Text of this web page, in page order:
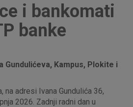
i bankomati
banke
Kampus, Plokite i
na adresi Ivana Gundulića 36,
2026. Zadnji radni dan u